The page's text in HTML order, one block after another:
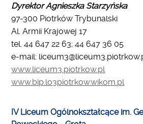
Dyrektor Agnieszka Starzyńska
97-300 Piotrków Trybunalski
Al. Armii Krajowej 17
tel. 44 647 22 63; 44 647 36 05
e-mail:
www.liceum3.piotrkow.pl
www.bip.lo3piotrkow.wikom.pl
IV Liceum Ogólnokształcące im.